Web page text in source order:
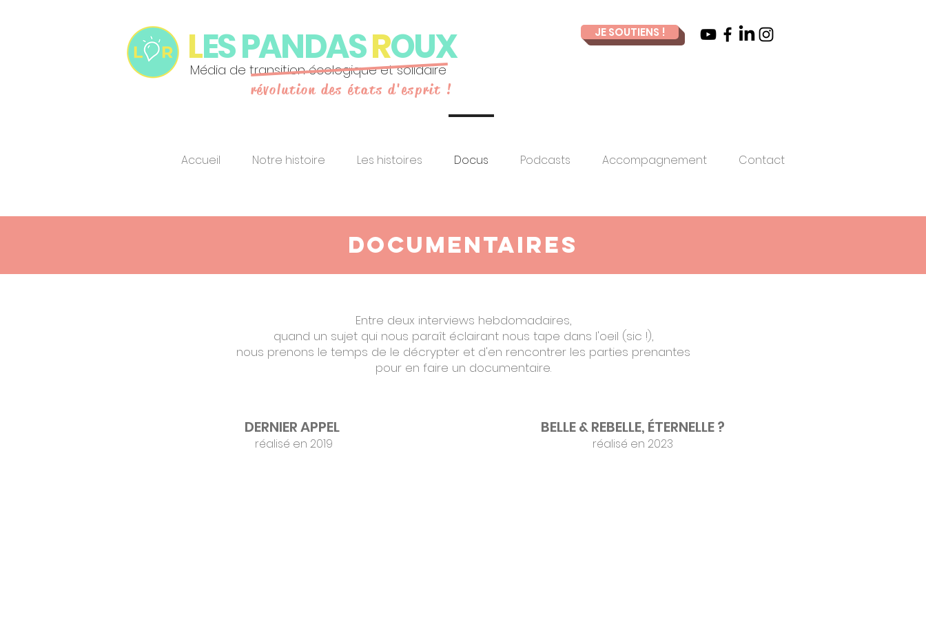
LES PANDASROUX
Média de transition écologique et solidaire
révolution des états d'esprit !
JE SOUTIENS !
Accueil Notre histoire Les histoires Docus Podcasts Accompagnement Contact
DOCUMENTAIRES
Entre deux interviews hebdomadaires,
quand un sujet qui nous paraît éclairant nous tape dans l'oeil (sic !),
nous prenons le temps de le décrypter et d'en rencontrer les parties prenantes
pour en faire un documentaire.
DERNIER APPEL
réalisé en 2019
BELLE & REBELLE, ÉTERNELLE ?
réalisé en 2023